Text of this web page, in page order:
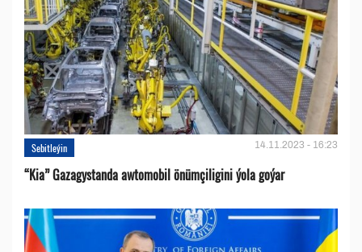
Sebitleýin 14.11.2023 - 16:23
“Kia” Gazagystanda awtomobil önümçiligini ýola goýar